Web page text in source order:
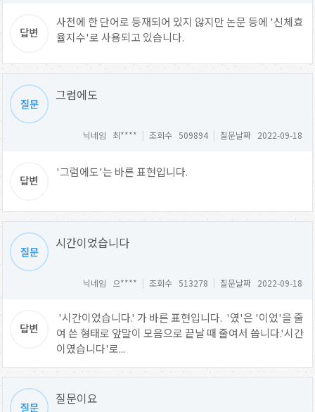
사전에 한 단어로 등재되어 있지 않지만 논문 등에 '신체효
율지수'로 사용되고 있습니다.
그럼에도
닉네임 최**** | 조회수 509894 | 질문날짜 2022-09-18
'그럼에도'는 바른 표현입니다.
시간이었습니다
닉네임 으**** | 조회수 513278 | 질문날짜 2022-09-18
'시간이었습니다.' 가 바른 표현입니다. '였'은 '이었'을 줄
여 쓴 형태로 앞말이 모음으로 끝날 때 줄여서 씁니다.'시간
이였습니다'로...
질문이요